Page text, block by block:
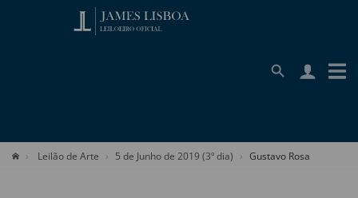
Leilão de Arte 5 de Junho de 2019 (3º dia) Gustavo Rosa